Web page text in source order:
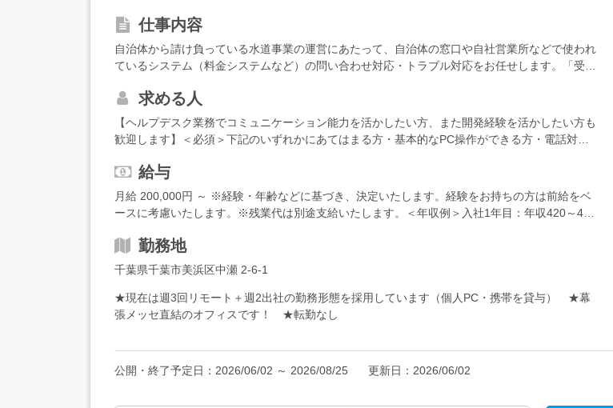
仕事内容
自治体から請け負っている水道事業の運営にあたって、自治体の窓口や自社営業所などで使われ
ているシステム（料金システムなど）の問い合わせ対応・トラブル対応をお任せします。「受
る、システムに関する問い合わせ・トラブルの一次対応を行います。電話やメールで状況をヒア
リングし、自分で解決できるものはその場で案内。パッチ適用などの簡単な対応も行い、解決で
きないものは保守チームへ引き継ぎます。【保守チームの仕事】受付チームで解決しきれない依
頼や調査、システム改修の対応を担当します。調査・現象の再現テスト、必要に応じたプログラ
ム修正、修正後のテスト・リリース対応まで一貫して行います。【入社後は…】まずは扱うシス
テムや業務の流れを覚えるところからスタート。水道業界・自治体特有の知識は、IT経験のある
方でも入社後のキャッチアップが必要な部分なので、焦らず自分のペースで覚えていきましょ
う。「同じ質問をしてもいいかな…」という心配はありません。わかるまで聞いていただいて大
に頼むときのように気を遣う必要がない、自社システムならではの環境です。★出社は週2日、
リモートが週3日。残業も少なめで、納期に影響しなければ、お休みも取りやすい環境です。★
求める人
【ヘルプデスク業務でコミュニケーション能力を活かしたい方、また開発経験を活かしたい方も
歓迎します】＜必須＞下記のいずれかにあてはまる方・基本的なPC操作ができる方・電話対応
発経験がある方（言語不問、1年程度を目安）＜歓迎＞・ヘルプデスク／コールセンターなどの
電話受付経験がある方・システムを自発的に学ぶことに意欲的な方＜こんな方に向いています
＞・柔軟に対応できる方（自治体や営業所ごとの対応が求められます）・状況を整理して、マル
チタスクができる方・人と話したり質問したりするのが好きな方
給与
月給 200,000円 ～ ※経験・年齢などに基づき、決定いたします。経験をお持ちの方は前給をベ
ースに考慮いたします。※残業代は別途支給いたします。＜年収例＞入社1年目：年収420～450
定額となります。
勤務地
千葉県千葉市美浜区中瀬 2-6-1
★現在は週3回リモート＋週2出社の勤務形態を採用しています（個人PC・携帯を貸与） ★幕
張メッセ直結のオフィスです！ ★転勤なし
公開・終了予定日： 2026/06/02 ～ 2026/08/25 更新日： 2026/06/02